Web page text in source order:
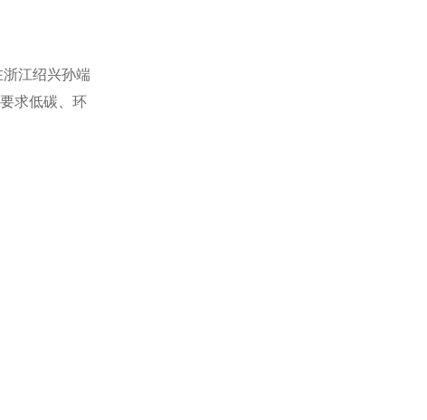
江绍兴孙端
求低碳、环